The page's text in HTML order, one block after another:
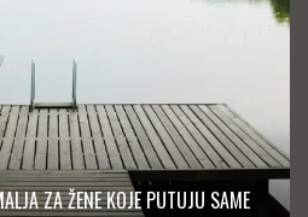
ZA ŽENE KOJE PUTUJU SAME